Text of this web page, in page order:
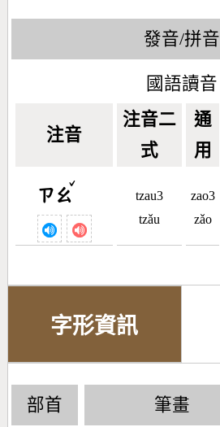
發音/拼音
國語讀音
注音
注音二
式
通
用
ㄗㄠ
ˇ
tzau3
tzǎu
zao3
zǎo
字形資訊
部首 筆畫